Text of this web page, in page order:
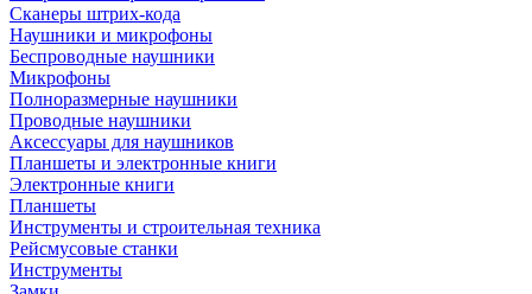
Сканеры штрих-кода
Наушники и микрофоны
Беспроводные наушники
Микрофоны
Полноразмерные наушники
Проводные наушники
Аксессуары для наушников
Планшеты и электронные книги
Электронные книги
Планшеты
Инструменты и строительная техника
Рейсмусовые станки
Инструменты